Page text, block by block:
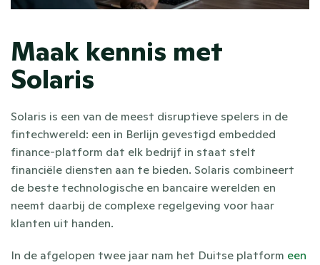
Maak kennis met
Solaris
Solaris is een van de meest disruptieve spelers in de
fintechwereld: een in Berlijn gevestigd embedded
finance-platform dat elk bedrijf in staat stelt
financiële diensten aan te bieden. Solaris combineert
de beste technologische en bancaire werelden en
neemt daarbij de complexe regelgeving voor haar
klanten uit handen.
In de afgelopen twee jaar nam het Duitse platform een